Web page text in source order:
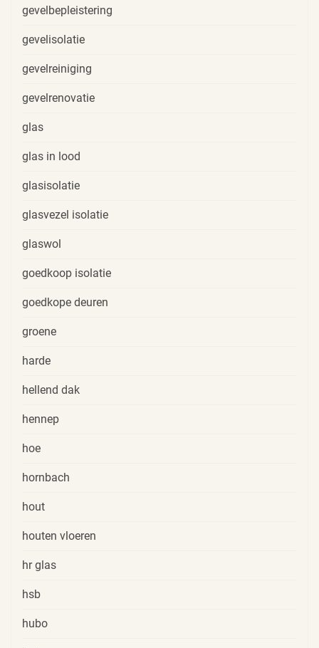
gevelbepleistering
gevelisolatie
gevelreiniging
gevelrenovatie
glas
glas in lood
glasisolatie
glasvezel isolatie
glaswol
goedkoop isolatie
goedkope deuren
groene
harde
hellend dak
hennep
hoe
hornbach
hout
houten vloeren
hr glas
hsb
hubo